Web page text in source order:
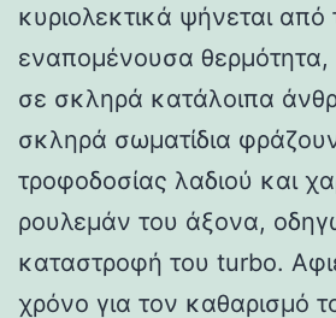
κυριολεκτικά ψήνεται από
εναπομένουσα θερμότητα,
σε σκληρά κατάλοιπα
σκληρά σωματίδια
τροφοδοσίας λαδιού και
ρουλεμάν του άξονα,
καταστροφή του turbo.
χρόνο για τον καθαρισμό